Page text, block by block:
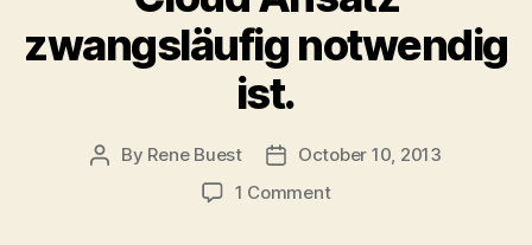
zwangsläufig notwendig
ist.
Post
By Rene Buest
PostOctober 10, 2013
1 Commenton